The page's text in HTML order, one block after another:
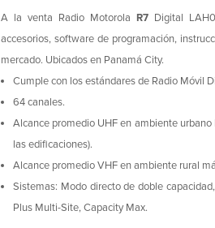
A la venta Radio Motorola R7 Digital
accesorios, software de programación,
mercado. Ubicados en Panamá City.
Cumple con los estándares de Radio Móvil
64 canales.
Alcance promedio UHF en ambiente
las edificaciones).
Alcance promedio VHF en ambiente rural
Sistemas: Modo directo de doble
Plus Multi-Site, Capacity Max.